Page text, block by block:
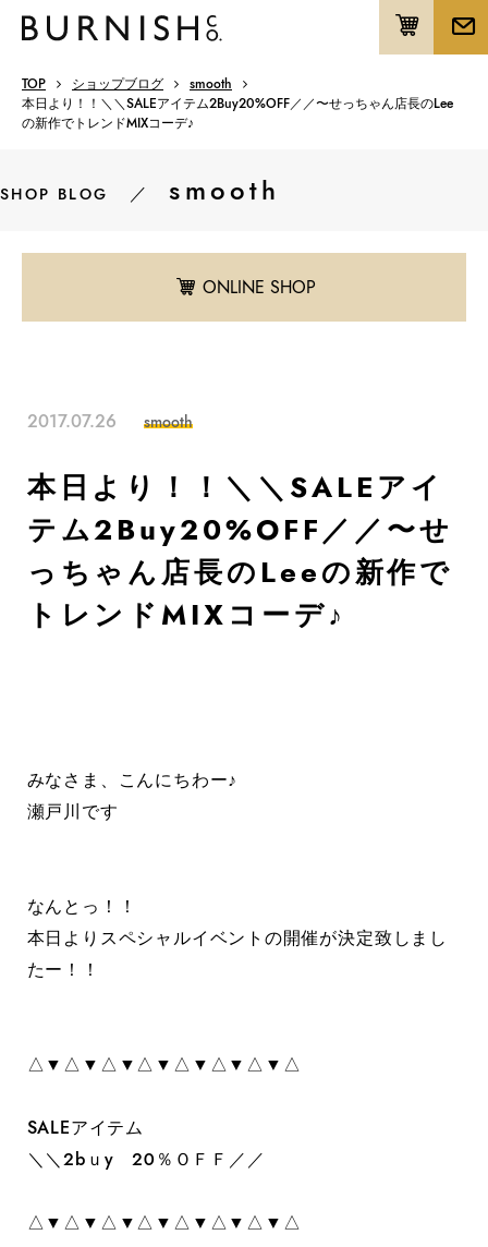
TOP ショップブログ
smooth
本日より！！＼＼SALEアイテム2Buy20%OFF／／〜せっちゃん店長のLee
の新作でトレンドMIXコーデ♪
SHOP BLOG ／ smooth
ONLINE SHOP
2017.07.26 smooth
本日より！！＼＼SALEアイ
テム2Buy20%OFF／／〜せ
っちゃん店長のLeeの新作で
トレンドMIXコーデ♪
みなさま、こんにちわー♪
瀬戸川です
なんとっ！！
本日よりスペシャルイベントの開催が決定致しまし
たー！！
△▼△▼△▼△▼△▼△▼△▼△
SALEアイテム
＼＼２bｕy ２０％ＯＦＦ／／
△▼△▼△▼△▼△▼△▼△▼△